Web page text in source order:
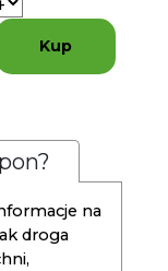
Kup
na
droga